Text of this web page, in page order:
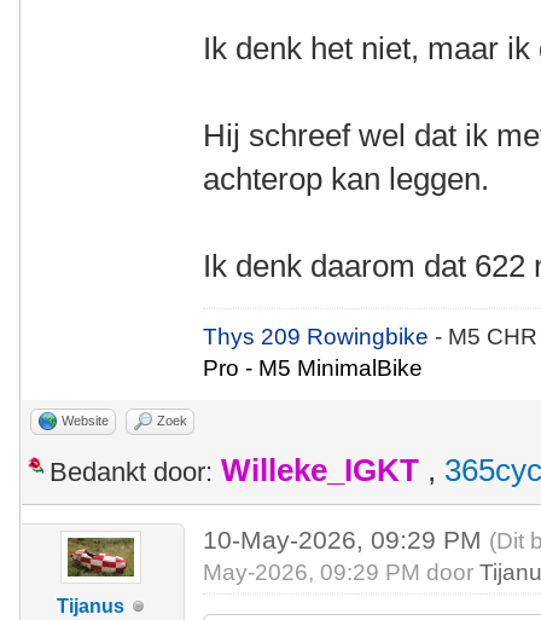
Ik denk het niet, maar
Hij schreef wel dat ik
achterop kan leggen.
Ik denk daarom dat 622
Thys 209 Rowingbike- M5
Pro - M5 MinimalBike
Website Zoek
Bedankt door: Willeke_IGKT ,
Tijanus
10-May-2026, 09:29 PM (Dit
May-2026, 09:29 PM door